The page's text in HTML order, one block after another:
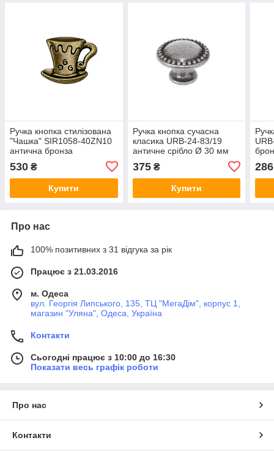
Ручка кнопка стилізована
"Чашка" SIR1058-40ZN10
антична бронза
530 ₴
Купити
Ручка кнопка сучасна
класика URB-24-83/19
античне срібло Ø 30 мм
375₴
Купити
286
Про нас
100% позитивних з 31 відгука за рік
Працює з 21.03.2016
м. Одеса
вул. Георгія Липського, 135, ТЦ "МегаДім", корпус 1,
магазин "Уляна", Одеса, Україна
Контакти
Сьогодні працює з 10:00 до 16:30
Показати весь графік роботи
Про нас
Контакти